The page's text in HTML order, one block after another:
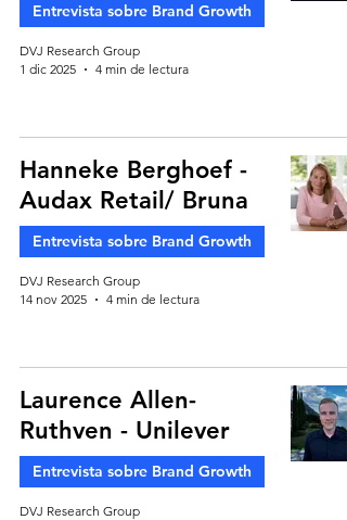
Entrevista sobre Brand Growth
DVJ Research Group
1 dic 2025
4 min de lectura
Hanneke Berghoef -
Audax Retail/ Bruna
Entrevista sobre Brand Growth
DVJ Research Group
14 nov 2025
4 min de lectura
Laurence Allen-
Ruthven - Unilever
Entrevista sobre Brand Growth
DVJ Research Group